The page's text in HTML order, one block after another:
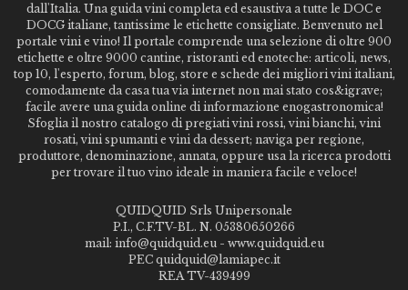
dall'Italia. Una guida vini completa ed esaustiva a tutte le DOC e
DOCG italiane, tantissime le etichette consigliate. Benvenuto nel
portale vini e vino! Il portale comprende una selezione di oltre 900
etichette e oltre 9000 cantine, ristoranti ed enoteche: articoli, news,
top 10, l'esperto, forum, blog, store e schede dei migliori vini italiani,
comodamente da casa tua via internet non mai stato cos&igrave;
facile avere una guida online di informazione enogastronomica!
Sfoglia il nostro catalogo di pregiati vini rossi, vini bianchi, vini
rosati, vini spumanti e vini da dessert; naviga per regione,
produttore, denominazione, annata, oppure usa la ricerca prodotti
per trovare il tuo vino ideale in maniera facile e veloce!
QUIDQUID Srls Unipersonale
P.I., C.F.TV-BL. N. 05380650266
mail: info@quidquid.eu - www.quidquid.eu
PEC quidquid@lamiapec.it
REA TV-439499